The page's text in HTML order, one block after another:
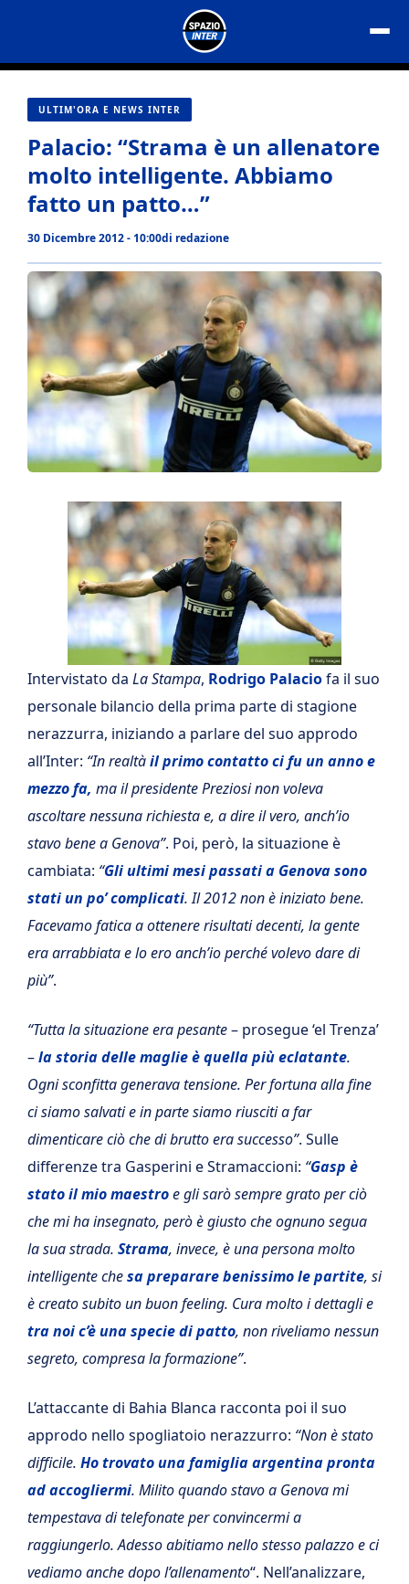
contenuto
ULTIM'ORA E NEWS INTER
Palacio: “Strama è un allenatore
molto intelligente. Abbiamo
fatto un patto…”
30 Dicembre 2012 - 10:00di redazione
Intervistato da La Stampa, Rodrigo Palaciofa il suo
personale bilancio della prima parte di stagione
nerazzurra, iniziando a parlare del suo approdo
all’Inter: “In realtàil primo contatto ci fu un anno e
mezzo fa, ma il presidente Preziosi non voleva
ascoltare nessuna richiesta e, a dire il vero, anch’io
stavo bene a Genova”. Poi, però, la situazione è
cambiata: “Gli ultimi mesi passati a Genova sono
stati un po’ complicati. Il 2012 non è iniziato bene.
Facevamo fatica a ottenere risultati decenti, la gente
era arrabbiata e lo ero anch’io perché volevo dare di
più”.
“Tutta la situazione era pesante– prosegue ‘el Trenza’
–la storia delle maglie è quella più eclatante.
Ogni sconfitta generava tensione. Per fortuna alla fine
ci siamo salvati e in parte siamo riusciti a far
dimenticare ciò che di brutto era successo”. Sulle
differenze tra Gasperini e Stramaccioni: “Gasp è
stato il mio maestroe gli sarò sempre grato per ciò
che mi ha insegnato, però è giusto che ognuno segua
la sua strada. Strama, invece, è una persona molto
intelligente chesa preparare benissimo le partite, si
è creato subito un buon feeling. Cura molto i dettagli e
tra noi c’è una specie di patto, non riveliamo nessun
segreto, compresa la formazione”.
L’attaccante di Bahia Blanca racconta poi il suo
approdo nello spogliatoio nerazzurro: “Non è stato
difficile. Ho trovato una famiglia argentina pronta
ad accogliermi. Milito quando stavo a Genova mi
tempestava di telefonate per convincermi a
raggiungerlo. Adesso abitiamo nello stesso palazzo e ci
vediamo anche dopo l’allenamento“. Nell’analizzare,